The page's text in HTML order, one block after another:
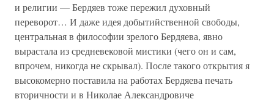
и религии — Бердяев тоже пережил духовный
переворот… И даже идея добытийственной свободы,
центральная в философии зрелого Бердяева, явно
вырастала из средневековой мистики (чего он и сам,
впрочем, никогда не скрывал). После такого открытия я
высокомерно поставила на работах Бердяева печать
вторичности и в Николае Александровиче